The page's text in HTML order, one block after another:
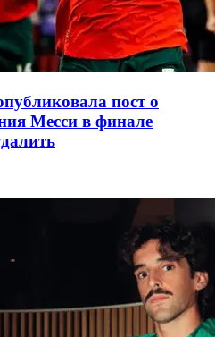
пост о
Месси в финале